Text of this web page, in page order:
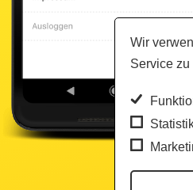
Wir
Service zu